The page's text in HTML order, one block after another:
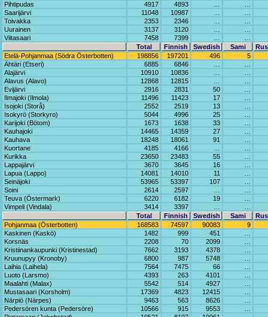
Pihtipudas
4917 4893
Saarijärvi
11048 10987
Toivakka
2353 2346
Uurainen
3137 3120
Viitasaari
7458 7399
Total
Finnish Swedish Sami
Etelä-Pohjanmaa (Södra Österbotten)
198856 197201 496
5
Ähtäri (Etseri)
6885 6846
Alajärvi
10910 10836
Alavus (Alavo)
12868 12815
Evijärvi
2916 2831 50
Ilmajoki (Ilmola)
11496 11423 17
Isojoki (Storå)
2552 2519 13
Isokyrö (Storkyro)
5044 4996 25
Karijoki (Bötom)
1673 1638 33
Kauhajoki
14465 14359 27
Kauhava
18248 18061 91
Kuortane
4185 4166
Kurikka
23650 23483 55
Lappajärvi
3670 3645 16
Lapua (Lappo)
14081 14010 11
Seinäjoki
53965 53397 107
Soini
2614 2597
Teuva (Östermark)
6220 6182 19
Vimpeli (Vindala)
3414 3397
Total
Finnish Swedish Sami
Pohjanmaa (Österbotten)
168583 74597 90083
9
Kaskinen (Kaskö)
1482 999 451
Korsnäs
2208 70 2099
Kristiinankaupunki (Kristinestad)
7662 3193 4378
Kruunupyy (Kronoby)
6800 987 5748
Laihia (Laihela)
7564 7475 66
Luoto (Larsmo)
4393 263 4101
Maalahti (Malax)
5542 514 4927
Mustasaari (Korsholm)
17369 4823 12415
Närpiö (Närpes)
9463 563 8626
Pedersören kunta (Pedersöre)
10566 915 9553